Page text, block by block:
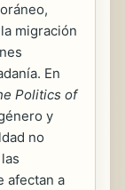
migración
En
Politics of
y
no
afectan a